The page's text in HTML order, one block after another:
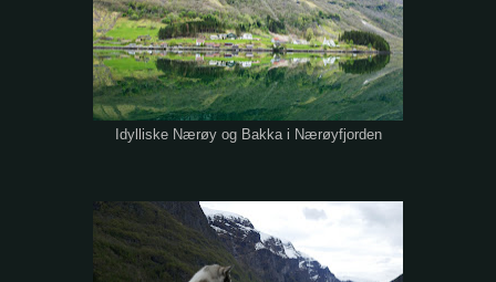
Idylliske Nærøy og Bakka i Nærøyfjorden